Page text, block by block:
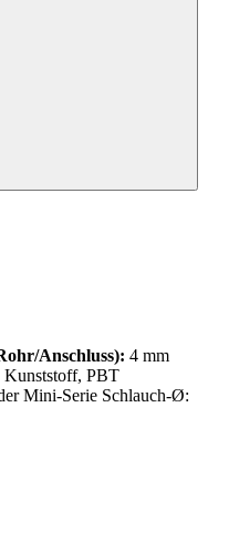
Anschluss): 4 mm
Kunststoff, PBT
Mini-Serie Schlauch-Ø: